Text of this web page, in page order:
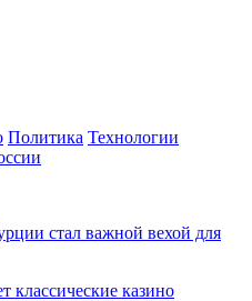
Политика Технологии
стал важной вехой для
классические казино